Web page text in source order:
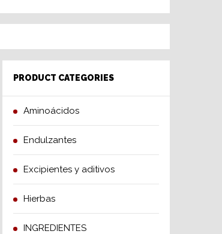
PRODUCT CATEGORIES
Aminoácidos
Endulzantes
Excipientes y aditivos
Hierbas
INGREDIENTES